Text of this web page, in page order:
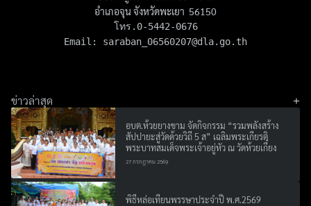
Search
for:
Search
อำเภอจุน จังหวัดพะเยา 56150
โทร.0-5442-0676
Email: saraban_06560207@dla.go.th
ข่าวล่าสุด
อบต.ห้วยยางขาม จัดกิจกรรม “รวมพลังสร้าง
สัปปายะสู่วัดด้วยวิถี 5 ส” เฉลิมพระเกียรติ
พระบาทสมเด็จพระเจ้าอยู่หัว ณ วัดห้วยเกี๋ยง
27 กรกฎาคม 2569
พิธีหล่อเทียนพรรษาประจำปี พ.ศ.2569